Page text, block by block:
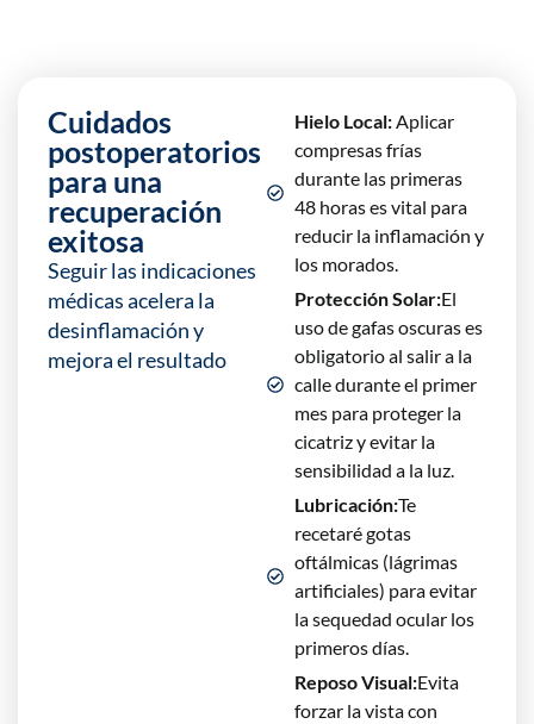
Cuidados
postoperatorios
para una
recuperación
exitosa
Seguir las indicaciones
médicas acelera la
desinflamación y
mejora el resultado
Hielo Local:Aplicar
compresas frías
durante las primeras
48 horas es vital para
reducir la inflamación y
los morados.
Protección Solar:El
uso de gafas oscuras es
obligatorio al salir a la
calle durante el primer
mes para proteger la
cicatriz y evitar la
sensibilidad a la luz.
Lubricación:Te
recetaré gotas
oftálmicas (lágrimas
artificiales) para evitar
la sequedad ocular los
primeros días.
Reposo Visual:Evita
forzar la vista con